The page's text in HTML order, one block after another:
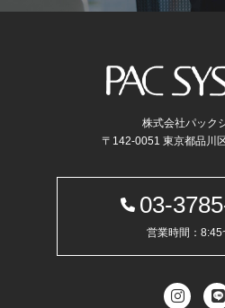
株式会社パック
〒142-0051 東京都品川
03-
営業時間：